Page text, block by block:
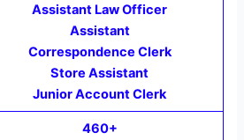
Assistant Law Officer
Assistant
Correspondence Clerk
Store Assistant
Junior Account Clerk
460+